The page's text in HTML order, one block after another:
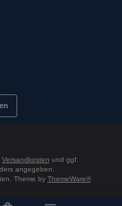
Versandkosten und ggf.
angegeben.
Theme by ThemeWare®